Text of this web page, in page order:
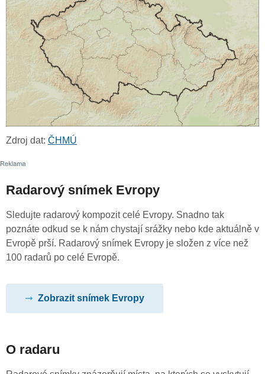
Zdroj dat: ČHMÚ
Radarový snímek Evropy
Sledujte radarový kompozit celé Evropy. Snadno tak
poznáte odkud se k nám chystají srážky nebo kde aktuálně v
Evropě prší. Radarový snímek Evropy je složen z více než
100 radarů po celé Evropě.
Zobrazit snímek Evropy
O radaru